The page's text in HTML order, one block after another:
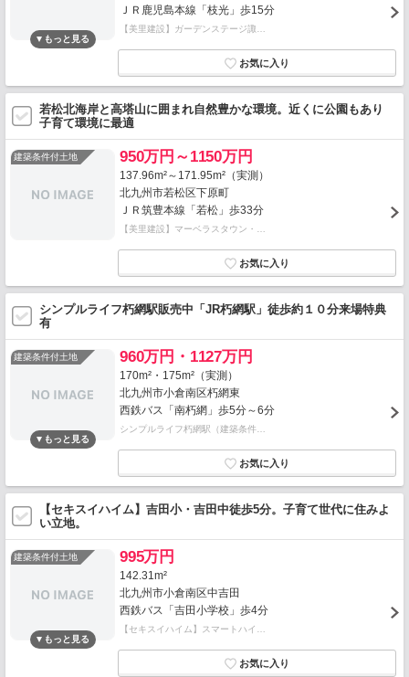
ＪＲ鹿児島本線「枝光」歩15分
【美里建設】ガーデンステージ諏…
若松北海岸と高塔山に囲まれ自然豊かな環境。近くに公園もあり
子育て環境に最適
建築条件付土地 950万円～1150万円
137.96m²～171.95m²（実測）
北九州市若松区下原町
ＪＲ筑豊本線「若松」歩33分
【美里建設】マーベラスタウン・…
シンプルライフ朽網駅販売中「JR朽網駅」徒歩約１０分来場特典
有
建築条件付土地 960万円・1127万円
170m²・175m²（実測）
北九州市小倉南区朽網東
西鉄バス「南朽網」歩5分～6分
シンプルライフ朽網駅（建築条件…
【セキスイハイム】吉田小・吉田中徒歩5分。子育て世代に住みよ
い立地。
建築条件付土地 995万円
142.31m²
北九州市小倉南区中吉田
西鉄バス「吉田小学校」歩4分
【セキスイハイム】スマートハイ…